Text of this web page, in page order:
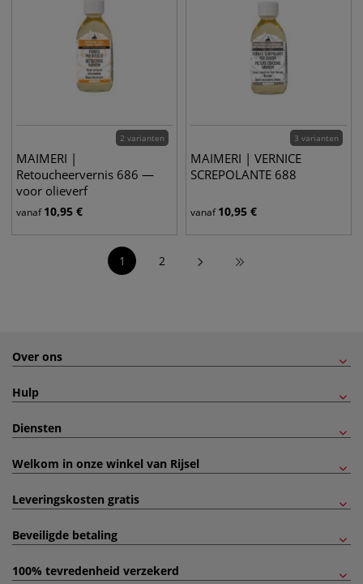
2 varianten
MAIMERI |
Retoucheervernis 686 —
voor olieverf
vanaf 10,95 €
3 varianten
MAIMERI | VERNICE
SCREPOLANTE 688
vanaf 10,95 €
1 2
Over ons
Hulp
Diensten
Welkom in onze winkel van Rijsel
Leveringskosten gratis
Beveiligde betaling
100% tevredenheid verzekerd